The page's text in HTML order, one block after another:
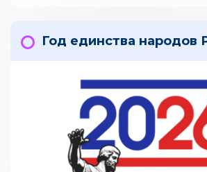
Год единства народов